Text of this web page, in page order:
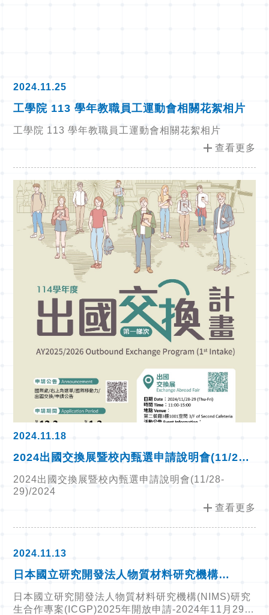
2024.11.25
工學院 113 學年教職員工運動會相關花絮相片
工學院 113 學年教職員工運動會相關花絮相片
add 查看更多
2024.11.18
2024出國交換展暨校內甄選申請說明會(11/28-
2024出國交換展暨校內甄選申請說明會(11/28-
29)/2024
add 查看更多
2024.11.13
日本國立研究開發法人物質材料研究機構
(NIMS)研究生合作專案(ICGP)2025年開放申
請-2024年11月29日(五)中午截止申請
日本國立研究開發法人物質材料研究機構(NIMS)研究
生合作專案(ICGP)2025年開放申請-2024年11月29日